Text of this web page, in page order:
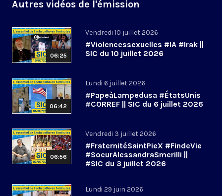
Autres vidéos de l'émission
06:25
Vendredi 10 juillet 2026
#Violencessexuelles #IA #Irak ||
SIC du 10 juillet 2026
06:42
Lundi 6 juillet 2026
#PapeàLampedusa #ÉtatsUnis
#CORREF || SIC du 6 juillet 2026
06:56
Vendredi 3 juillet 2026
#FraternitéSaintPieX #FindeVie
#SoeurAlessandraSmerilli ||
#SIC du 3 juillet 2026
Lundi 29 juin 2026